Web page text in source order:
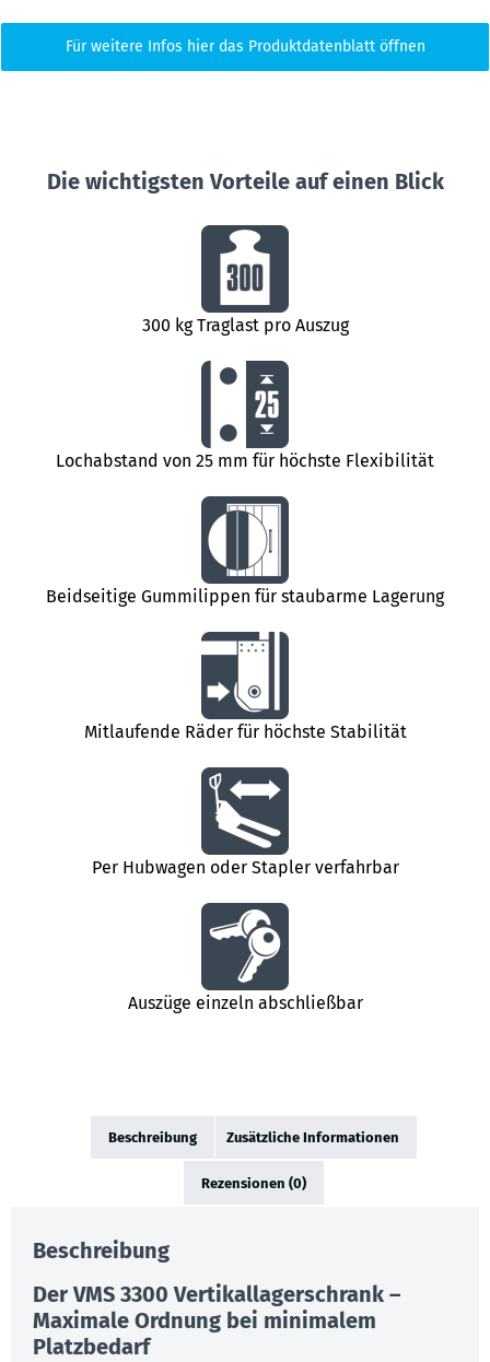
Für weitere Infos hier das Produktdatenblatt öffnen
Die wichtigsten Vorteile auf einen Blick
300 kg Traglast pro Auszug
Lochabstand von 25 mm für höchste Flexibilität
Beidseitige Gummilippen für staubarme Lagerung
Mitlaufende Räder für höchste Stabilität
Per Hubwagen oder Stapler verfahrbar
Auszüge einzeln abschließbar
Beschreibung Zusätzliche Informationen
Rezensionen (0)
Beschreibung
Der VMS 3300 Vertikallagerschrank –
Maximale Ordnung bei minimalem
Platzbedarf